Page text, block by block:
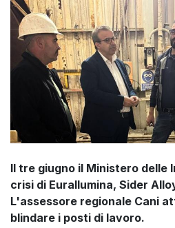
Il tre giugno il Ministero delle
crisi di Eurallumina, Sider
L'assessore regionale Cani
blindare i posti di lavoro.